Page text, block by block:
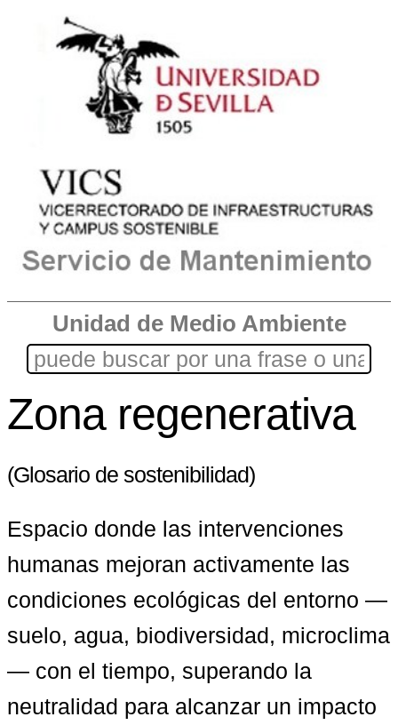
Unidad de Medio Ambiente
Zona regenerativa
(Glosario de sostenibilidad)
Espacio donde las intervenciones
humanas mejoran activamente las
condiciones ecológicas del entorno —
suelo, agua, biodiversidad, microclima
— con el tiempo, superando la
neutralidad para alcanzar un impacto